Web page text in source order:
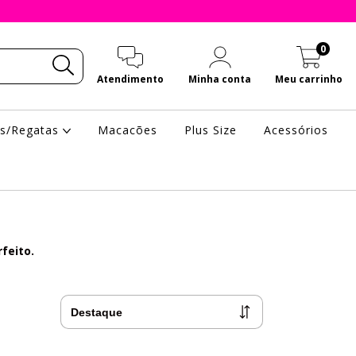
Atendimento Minha conta Meu carrinho
0
Regatas Macacões Plus Size Acessórios